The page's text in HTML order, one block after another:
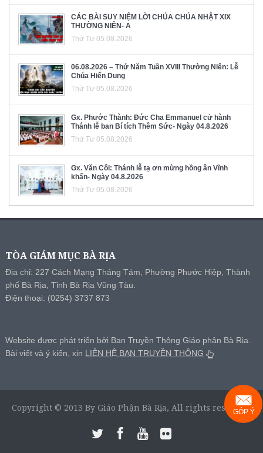
CÁC BÀI SUY NIỆM LỜI CHÚA CHÚA NHẬT XIX
THƯỜNG NIÊN- A
Thứ Tư 05.08.2026
06.08.2026 – Thứ Năm Tuần XVIII Thường Niên: Lễ
Chúa Hiển Dung
Thứ Tư 05.08.2026
Gx. Phước Thành: Đức Cha Emmanuel cử hành
Thánh lễ ban Bí tích Thêm Sức- Ngày 04.8.2026
Thứ Tư 05.08.2026
Gx. Văn Côi: Thánh lễ tạ ơn mừng hồng ân Vĩnh
khấn- Ngày 04.8.2026
Thứ Tư 05.08.2026
TÒA GIÁM MỤC BÀ RỊA
Địa chỉ: 227 Cách Mạng Tháng Tám, Phường Phước Hiệp, Thành
phố Bà Rịa, Tỉnh Bà Rịa Vũng Tàu.
Điện thoại: (0254) 3737 873
Website được phát triển bởi Ban Truyền Thông Giáo phận Bà Rịa.
Bài viết và ý kiến, xin LIÊN HỆ BAN TRUYỀN THÔNG
Copyright © 2013 By Giáo Phận Bà Rịa, All rights reserved.
GÓP Ý